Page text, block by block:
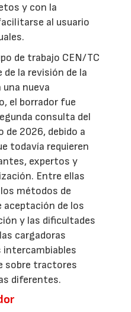
y con la
al usuario
de trabajo CEN/TC
la revisión de la
nueva
el borrador fue
consulta del
de 2026, debido a
todavía requieren
expertos y
Entre ellas
métodos de
aceptación de los
y las dificultades
cargadoras
sobre tractores
diferentes.